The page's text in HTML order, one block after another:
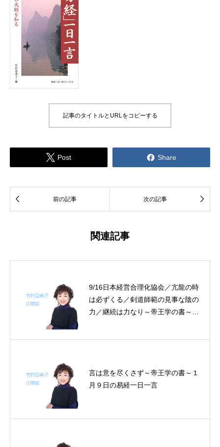
記事のタイトルとURLをコピーする
 Post  Share
 前の記事 次の記事 
関連記事
9/16日本経営合理化協会／亢龍の時
は必ずくる／剣道師範の見事な陰の
力／継続は力なり～帝王学の書～8
言は意を尽くさず～帝王学の書～１
月９日の易経一日一言